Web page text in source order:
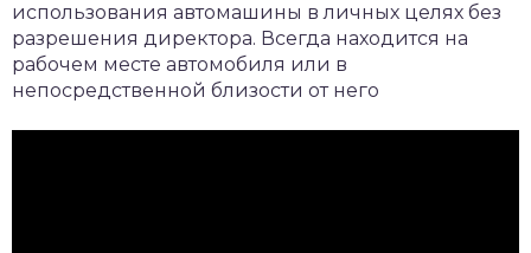
использования автомашины в личных целях без
разрешения директора. Всегда находится на
рабочем месте автомобиля или в
непосредственной близости от него